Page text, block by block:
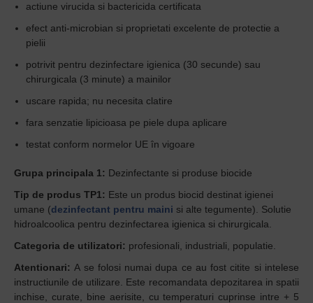
actiune virucida si bactericida certificata
efect anti-microbian si proprietati excelente de protectie a
pielii
potrivit pentru dezinfectare igienica (30 secunde) sau
chirurgicala (3 minute) a mainilor
uscare rapida; nu necesita clatire
fara senzatie lipicioasa pe piele dupa aplicare
testat conform normelor UE în vigoare
Grupa principala 1: Dezinfectante si produse biocide
Tip de produs TP1: Este un produs biocid destinat igienei
umane (dezinfectant pentru maini si alte tegumente). Solutie
hidroalcoolica pentru dezinfectarea igienica si chirurgicala.
Categoria de utilizatori: profesionali, industriali, populatie.
Atentionari: A se folosi numai dupa ce au fost citite si intelese
instructiunile de utilizare. Este recomandata depozitarea in spatii
inchise, curate, bine aerisite, cu temperaturi cuprinse intre + 5